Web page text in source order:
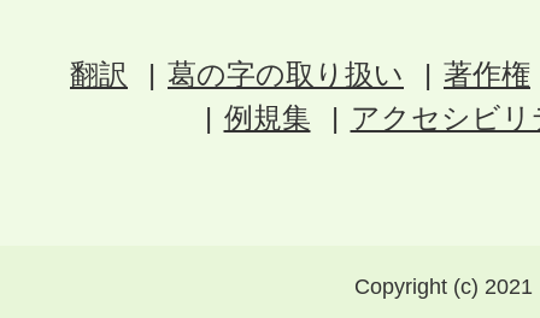
翻訳 葛の字の取り扱い
著作権
例規集
アクセシビ
Copyright (c)